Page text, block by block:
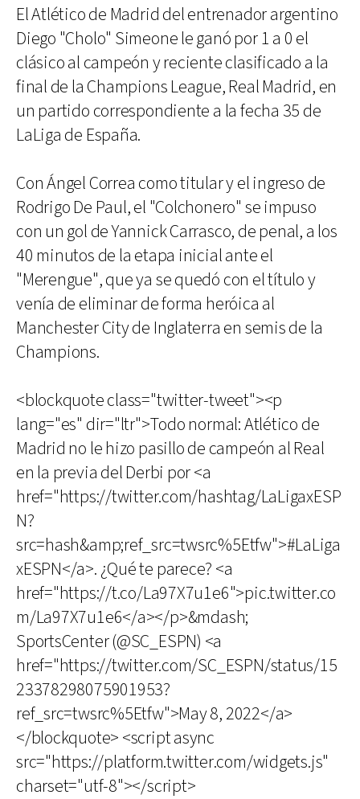
El Atlético de Madrid del entrenador argentino
Diego "Cholo" Simeone le ganó por 1 a 0 el
clásico al campeón y reciente clasificado a la
final de la Champions League, Real Madrid, en
un partido correspondiente a la fecha 35 de
LaLiga de España.
Con Ángel Correa como titular y el ingreso de
Rodrigo De Paul, el "Colchonero" se impuso
con un gol de Yannick Carrasco, de penal, a los
40 minutos de la etapa inicial ante el
"Merengue", que ya se quedó con el título y
venía de eliminar de forma heróica al
Manchester City de Inglaterra en semis de la
Champions.
<blockquote class="twitter-tweet"><p
lang="es" dir="ltr">Todo normal: Atlético de
Madrid no le hizo pasillo de campeón al Real
en la previa del Derbi por <a
href="https://twitter.com/hashtag/LaLigaxESP
N?
src=hash&amp;ref_src=twsrc%5Etfw">#LaLiga
xESPN</a>. ¿Qué te parece? <a
href="https://t.co/La97X7u1e6">pic.twitter.co
m/La97X7u1e6</a></p>&mdash;
SportsCenter (@SC_ESPN) <a
href="https://twitter.com/SC_ESPN/status/15
23378298075901953?
ref_src=twsrc%5Etfw">May 8, 2022</a>
</blockquote> <script async
src="https://platform.twitter.com/widgets.js"
charset="utf-8"></script>